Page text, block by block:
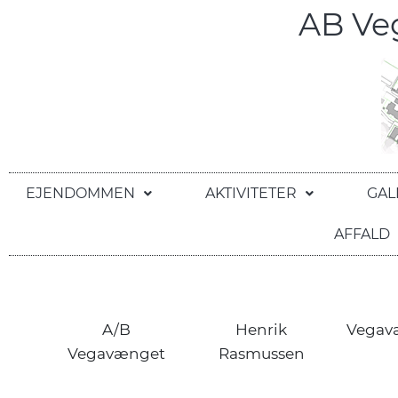
AB
EJENDOMMEN AKTIVITETER
AFFALD
A/B
Vegavænget
Henrik
Rasmussen